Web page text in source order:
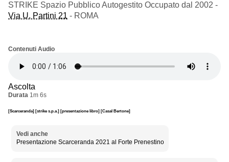
STRIKE Spazio Pubblico Autogestito Occupato dal 2002 -
Via U. Partini 21 - ROMA
Contenuti Audio
Ascolta
Durata 1m 6s
[Scarceranda] [strike s.p.a.] [presentazione libro] [Casal Bertone]
Vedi anche
Presentazione Scarceranda 2021 al Forte Prenestino